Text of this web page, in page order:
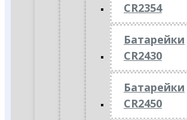
CR2354
Батарейки
CR2430
Батарейки
CR2450